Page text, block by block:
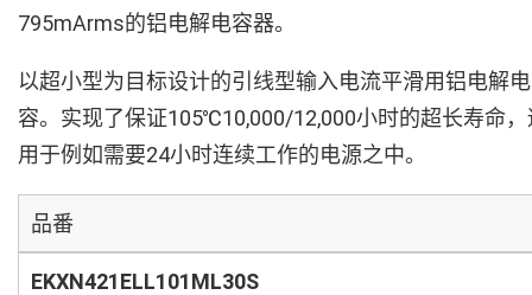
795mArms的铝电解电容器。
以超小型为目标设计的引线型输入电流平滑用铝电解电
容。实现了保证105℃10,000/12,000小时的超长寿命，
用于例如需要24小时连续工作的电源之中。
品番
EKXN421ELL101ML30S